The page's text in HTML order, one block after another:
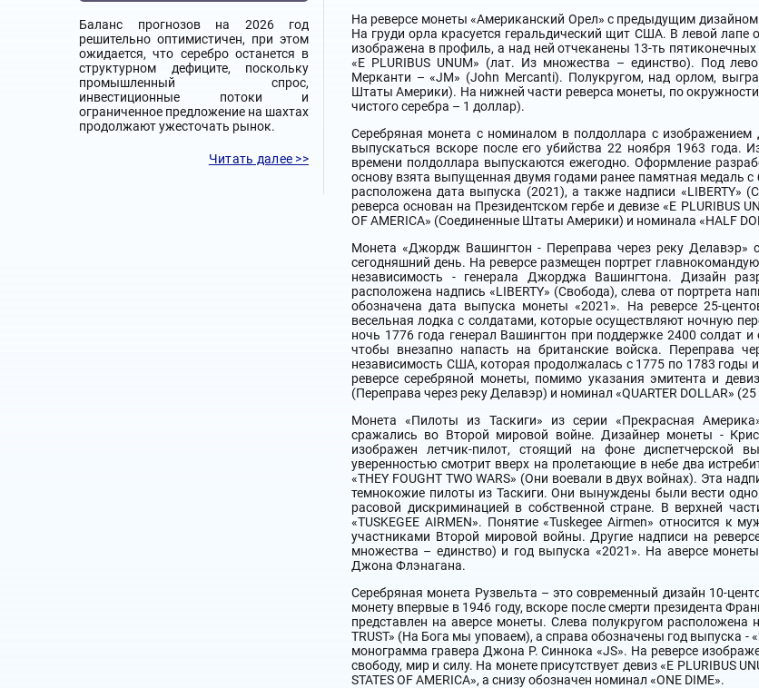
Баланс прогнозов на 2026 год
решительно оптимистичен, при этом
ожидается, что серебро останется в
структурном дефиците, поскольку
промышленный спрос,
инвестиционные потоки и
ограниченное предложение на шахтах
продолжают ужесточать рынок.
Читать далее >>
На реверсе монеты «Американский Орел» с предыдущим
На груди орла красуется геральдический щит США. В левой
изображена в профиль, а над ней отчеканены 13-ть
«E PLURIBUS UNUM» (лат. Из множества – единство). Под
Мерканти – «JM» (John Mercanti). Полукругом, над орлом,
Штаты Америки). На нижней части реверса монеты, по
чистого серебра – 1 доллар).
Серебряная монета с номиналом в полдоллара с
выпускаться вскоре после его убийства 22 ноября 1963 года.
времени полдоллара выпускаются ежегодно. Оформление
основу взята выпущенная двумя годами ранее памятная медаль
расположена дата выпуска (2021), а также надписи «LIBERTY»
реверса основан на Президентском гербе и девизе «E PLURIBUS
OF AMERICA» (Соединенные Штаты Америки) и номинала «HALF
Монета «Джордж Вашингтон - Переправа через реку Делавэр»
сегодняшний день. На реверсе размещен портрет
независимость - генерала Джорджа Вашингтона. Дизайн
расположена надпись «LIBERTY» (Свобода), слева от портрета
обозначена дата выпуска монеты «2021». На реверсе 25-
весельная лодка с солдатами, которые осуществляют ночную
ночь 1776 года генерал Вашингтон при поддержке 2400 солдат
чтобы внезапно напасть на британские войска. Переправа
независимость США, которая продолжалась с 1775 по 1783 годы
реверсе серебряной монеты, помимо указания эмитента и
(Переправа через реку Делавэр) и номинал «QUARTER DOLLAR»
Монета «Пилоты из Таскиги» из серии «Прекрасная
сражались во Второй мировой войне. Дизайнер монеты -
изображен летчик-пилот, стоящий на фоне
уверенностью смотрит вверх на пролетающие в небе два
«THEY FOUGHT TWO WARS» (Они воевали в двух войнах). Эта
темнокожие пилоты из Таскиги. Они вынуждены были вести
расовой дискриминацией в собственной стране. В верхней
«TUSKEGEE AIRMEN». Понятие «Tuskegee Airmen» относится
участниками Второй мировой войны. Другие надписи на
множества – единство) и год выпуска «2021». На аверсе
Джона Флэнагана.
Серебряная монета Рузвельта – это современный дизайн 10-
монету впервые в 1946 году, вскоре после смерти президента
представлен на аверсе монеты. Слева полукругом расположена
TRUST» (На Бога мы уповаем), а справа обозначены год выпуска -
монограмма гравера Джона Р. Синнока «JS». На реверсе
свободу, мир и силу. На монете присутствует девиз «E PLURIBUS
STATES OF AMERICA», а снизу обозначен номинал «ONE DIME».